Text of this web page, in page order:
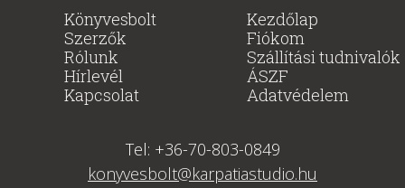
Könyvesbolt
Szerzők
Rólunk
Hírlevél
Kapcsolat
Kezdőlap
Fiókom
Szállítási tudnivalók
ÁSZF
Adatvédelem
Tel: +36-70-803-0849
konyvesbolt@karpatiastudio.hu